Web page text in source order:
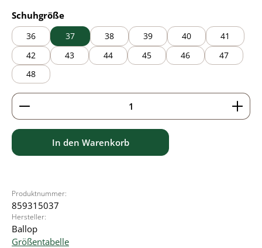
Schuhgrößeauswählen
36 37 38 39 40
41
42
43 44 45 46
47
48
Produkt Anzahl: Gib den gewünschten Wert ein
In den Warenkorb
Produktnummer:
859315037
Hersteller:
Ballop
Größentabelle